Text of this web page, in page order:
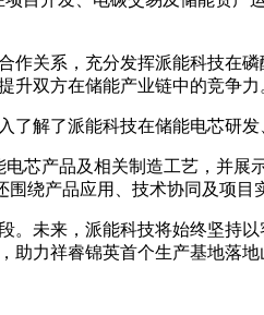
作关系，充分发挥派能科技在
升双方在储能产业链中的竞争力
解了派能科技在储能电芯研
芯产品及相关制造工艺，并
绕产品应用、技术协同及项
。未来，派能科技将始终坚持
助力祥睿锦英首个生产基地落